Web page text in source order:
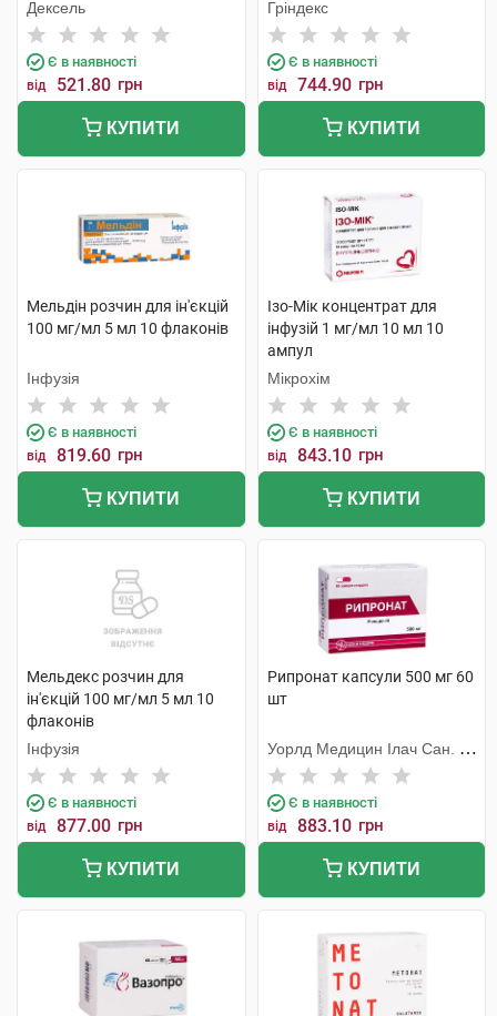
Дексель
Є в наявності
від 521.80 грн
КУПИТИ
Гріндекс
Є в наявності
від 744.90 грн
КУПИТИ
Мельдін розчин для ін'єкцій
100 мг/мл 5 мл 10 флаконів
Інфузія
Є в наявності
від 819.60 грн
КУПИТИ
Ізо-Мік концентрат для
інфузій 1 мг/мл 10 мл 10
ампул
Мікрохім
Є в наявності
від 843.10 грн
КУПИТИ
Мельдекс розчин для
ін'єкцій 100 мг/мл 5 мл 10
флаконів
Інфузія
Є в наявності
від 877.00 грн
КУПИТИ
Рипронат капсули 500 мг 60
шт
Уорлд Медицин Ілач Сан. Ве
Тідж
Є в наявності
від 883.10 грн
КУПИТИ